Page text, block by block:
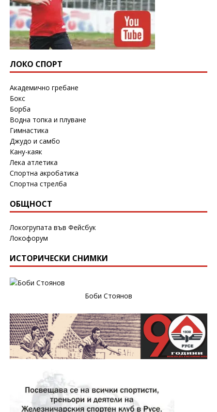
ЛОКО СПОРТ
Академично гребане
Бокс
Борба
Водна топка и плуване
Гимнастика
Джудо и самбо
Кану-каяк
Лека атлетика
Спортна акробатика
Спортна стрелба
ОБЩНОСТ
Локогрупата във Фейсбук
Локофорум
ИСТОРИЧЕСКИ СНИМКИ
Боби Стоянов